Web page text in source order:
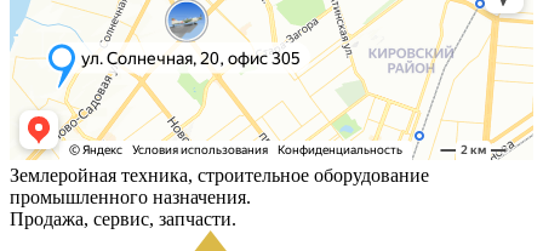
Землеройная техника, строительное оборудование
промышленного назначения.
Продажа, сервис, запчасти.